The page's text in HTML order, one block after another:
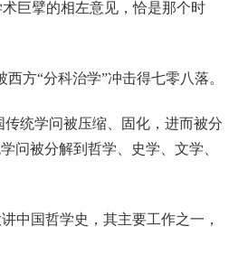
巨擘的相左意见，恰是那个时
方“分科治学”冲击得七零八落。
传统学问被压缩、固化，进而被分
问被分解到哲学、史学、文学、
中国哲学史，其主要工作之一，